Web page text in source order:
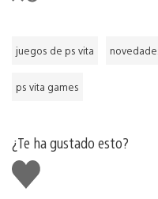
juegos de ps vita
ps vita games
¿Te ha gustado esto?
Me
gusta